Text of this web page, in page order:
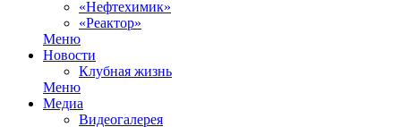
«Нефтехимик»
«Реактор»
Меню
Новости
Клубная жизнь
Меню
Медиа
Видеогалерея